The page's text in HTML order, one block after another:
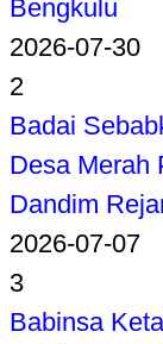
Bengkulu
2026-07-30
2
Badai
Desa Merah
Dandim
2026-07-07
3
Babinsa